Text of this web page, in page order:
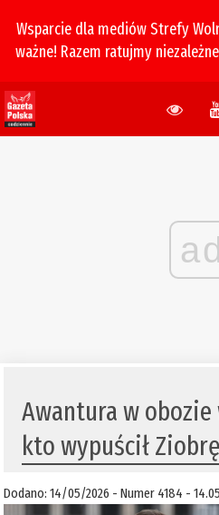
Wsparcie dla mediów Strefy
ważne! Razem ratujmy
Awantura w obozie
kto wypuścił Ziobrę
Dodano: 14/05/2026 - Numer 4184 -